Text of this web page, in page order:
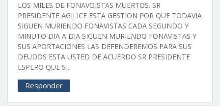
LOS MILES DE FONAVOISTAS MUERTOS. SR
PRESIDENTE AGILICE ESTA GESTION POR QUE TODAVIA
SIGUEN MURIENDO FONAVISTAS CADA SEGUNDO Y
MINUTO DIA A DIA SIGUEN MURIENDO FONAVISTAS Y
SUS APORTACIONES LAS DEFENDEREMOS PARA SUS
DEUDOS ESTA USTED DE ACUERDO SR PRESIDENTE
ESPERO QUE SI.
Responder